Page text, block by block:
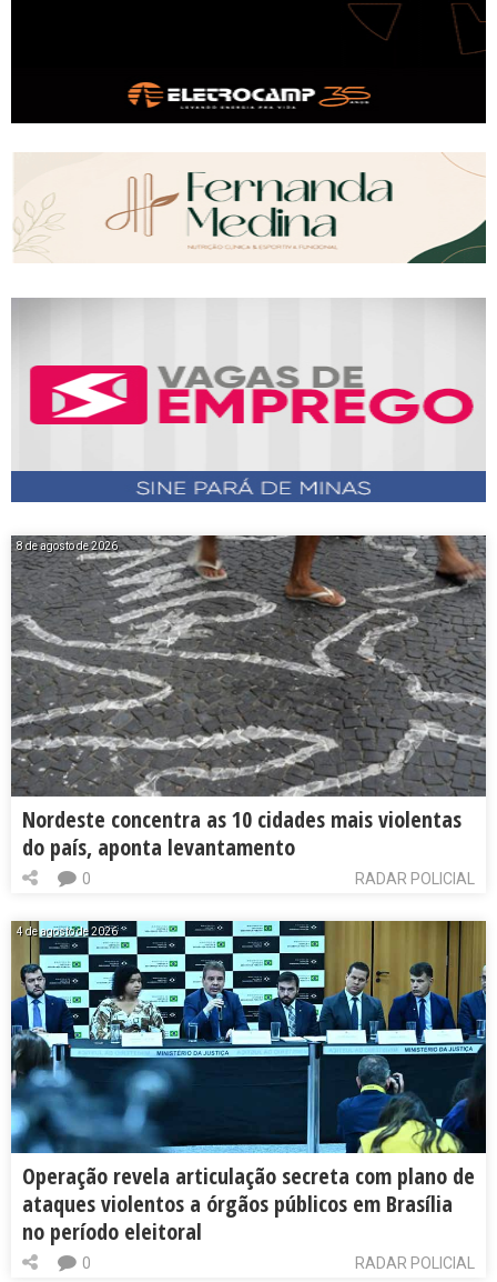
8 de agosto de 2026
Nordeste concentra as 10 cidades mais violentas
do país, aponta levantamento
RADAR POLICIAL
0
4 de agosto de 2026
Operação revela articulação secreta com plano de
ataques violentos a órgãos públicos em Brasília
no período eleitoral
RADAR POLICIAL
0